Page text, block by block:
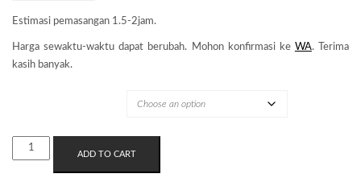
Estimasi pemasangan 1.5-2jam.
Harga sewaktu-waktu dapat berubah. Mohon konfirmasi ke WA. Terima
kasih banyak.
KACA
MOBIL
ADD TO CART